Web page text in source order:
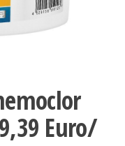
Euro/